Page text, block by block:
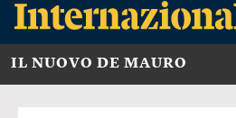
IL NUOVO DE MAURO